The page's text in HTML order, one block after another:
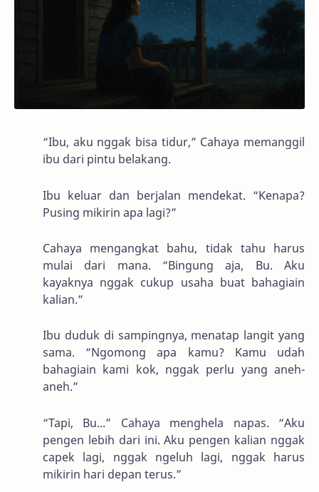
“Ibu, aku nggak bisa tidur,” Cahaya memanggil
ibu dari pintu belakang.
Ibu keluar dan berjalan mendekat. “Kenapa?
Pusing mikirin apa lagi?”
Cahaya mengangkat bahu, tidak tahu harus
mulai dari mana. “Bingung aja, Bu. Aku
kayaknya nggak cukup usaha buat bahagiain
kalian.”
Ibu duduk di sampingnya, menatap langit yang
sama. “Ngomong apa kamu? Kamu udah
bahagiain kami kok, nggak perlu yang aneh-
aneh.”
“Tapi, Bu...” Cahaya menghela napas. “Aku
pengen lebih dari ini. Aku pengen kalian nggak
capek lagi, nggak ngeluh lagi, nggak harus
mikirin hari depan terus.”